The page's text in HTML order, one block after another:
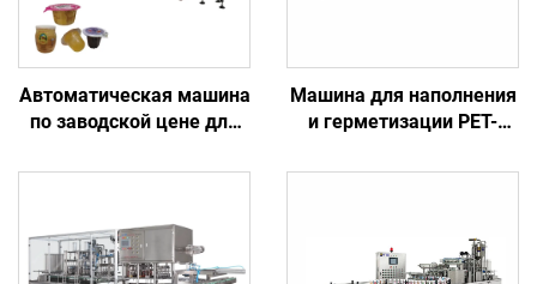
Автоматическая машина
по заводской цене для
желе, мёда,
пластиковые стаканчики
Машина для наполнения
и герметизации PET-
упаковки льда и